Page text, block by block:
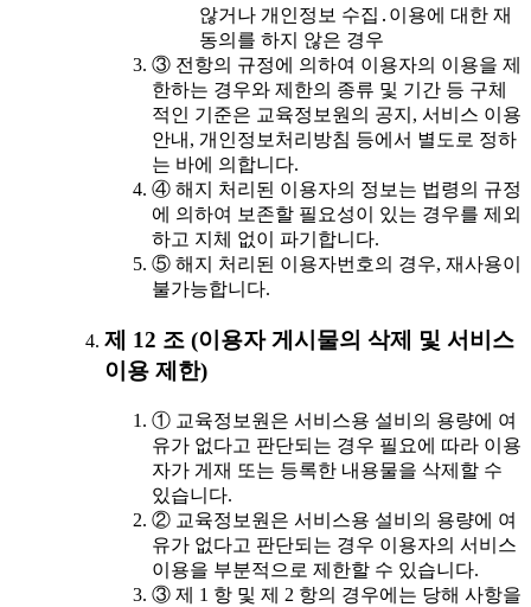
않거나 개인정보 수집․이용에 대한 재
동의를 하지 않은 경우
③ 전항의 규정에 의하여 이용자의 이용을 제
한하는 경우와 제한의 종류 및 기간 등 구체
적인 기준은 교육정보원의 공지, 서비스 이용
안내, 개인정보처리방침 등에서 별도로 정하
는 바에 의합니다.
④ 해지 처리된 이용자의 정보는 법령의 규정
에 의하여 보존할 필요성이 있는 경우를 제외
하고 지체 없이 파기합니다.
⑤ 해지 처리된 이용자번호의 경우, 재사용이
불가능합니다.
제 12 조 (이용자 게시물의 삭제 및 서비스
이용 제한)
① 교육정보원은 서비스용 설비의 용량에 여
유가 없다고 판단되는 경우 필요에 따라 이용
자가 게재 또는 등록한 내용물을 삭제할 수
있습니다.
② 교육정보원은 서비스용 설비의 용량에 여
유가 없다고 판단되는 경우 이용자의 서비스
이용을 부분적으로 제한할 수 있습니다.
③ 제 1 항 및 제 2 항의 경우에는 당해 사항을